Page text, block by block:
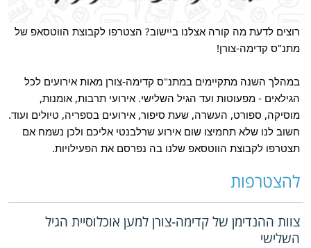
רוצים לדעת מה קורה אצלנו ביישוב? הצטרפו לקבוצת הווטסאפ של
מתנ"ס קדימה-צורן!
במהלך השנה מתקיימים במתנ"ס קדימה-צורן מאות אירועים לכל
הגילאים - מפעוטות ועד הגיל השלישי. אירועי תרבות, אומנות,
מוסיקה, ספורט, העשרה, שעת סיפור, אירועים בספריה, טיולים ועוד.
חשוב לנו שלא תחמיצו שום אירוע שרלבנטי אליכם ולכן נשמח אם
תצטרפו לקבוצת הווטסאפ שלנו בה נפרסם את הפעילויות.
להצטרפות
צוות ההנדימן של קדימה-צורן למען אוכלוסיית הגיל
השלישי